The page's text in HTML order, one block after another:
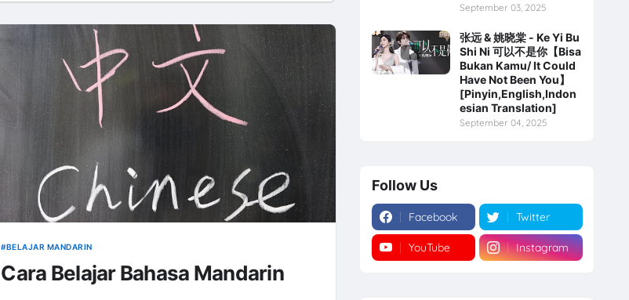
BELAJAR MANDARIN
Cara Belajar Bahasa Mandarin
September 03, 2025
张远 & 姚晓棠 - Ke Yi Bu
Shi Ni 可以不是你【Bisa
Bukan Kamu/ It Could
Have Not Been You】
[Pinyin,English,Indon
esian Translation]
September 04, 2025
Follow Us
Facebook Twitter
YouTube Instagram